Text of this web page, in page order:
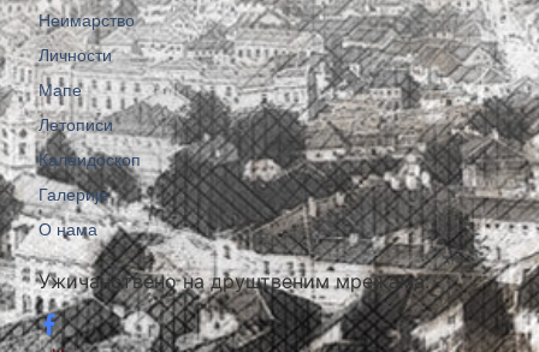
Ужичанствено на друштвеним мрежама:
Неимарство
Личности
Мапе
Летописи
Калеидоскоп
Галерије
О нама